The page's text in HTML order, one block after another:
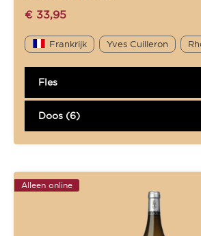
€ 33,95
Frankrijk Yves Cuilleron
Fles
Doos (6)
Alleen online